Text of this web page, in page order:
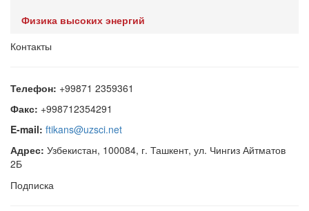
Физика высоких энергий
Контакты
Телефон: +99871 2359361
Факс: +998712354291
E-mail: ftikans@uzsci.net
Адрес: Узбекистан, 100084, г. Ташкент, ул. Чингиз Айтматов
2Б
Подписка